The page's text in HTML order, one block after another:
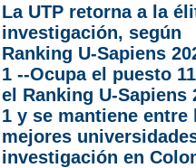
La UTP retorna a la
investigación, según
Ranking U-Sapiens
1 --Ocupa el puesto
el Ranking U-Sapiens
1 y se mantiene entre
mejores
investigación en